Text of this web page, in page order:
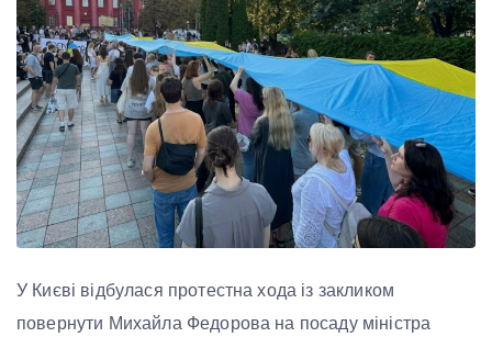
У Києві відбулася протестна хода із закликом
повернути Михайла Федорова на посаду міністра